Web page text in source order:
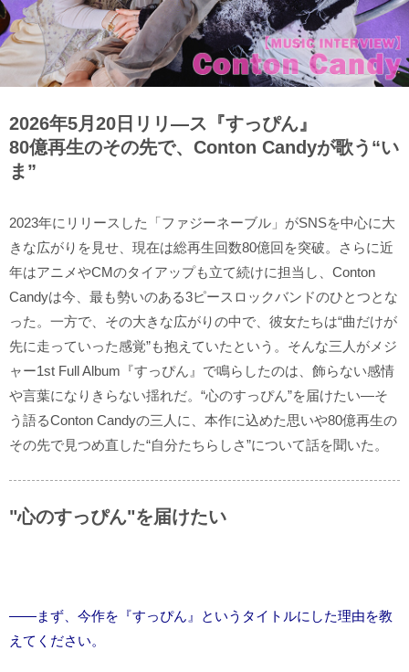
2026年5月20日リリ―ス『すっぴん』
80億再生のその先で、Conton Candyが歌う“い
ま”
2023年にリリースした「ファジーネーブル」がSNSを中心に大
きな広がりを見せ、現在は総再生回数80億回を突破。さらに近
年はアニメやCMのタイアップも立て続けに担当し、Conton
Candyは今、最も勢いのある3ピースロックバンドのひとつとな
った。一方で、その大きな広がりの中で、彼女たちは“曲だけが
先に走っていった感覚”も抱えていたという。そんな三人がメジ
ャー1st Full Album『すっぴん』で鳴らしたのは、飾らない感情
や言葉になりきらない揺れだ。“心のすっぴん”を届けたい―そ
う語るConton Candyの三人に、本作に込めた思いや80億再生の
その先で見つめ直した“自分たちらしさ”について話を聞いた。
"心のすっぴん"を届けたい
――まず、今作を『すっぴん』というタイトルにした理由を教
えてください。